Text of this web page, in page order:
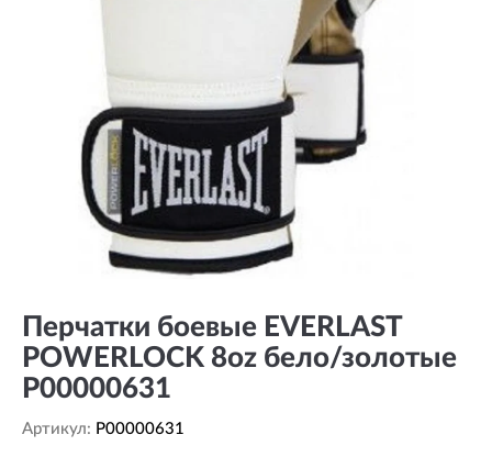
Перчатки боевые EVERLAST
POWERLOCK 8oz бело/золотые
P00000631
Артикул: P00000631